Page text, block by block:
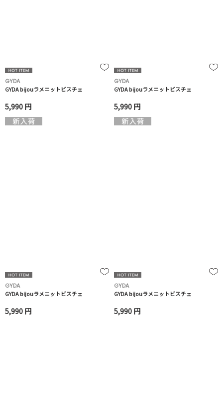
GYDA
GYDA bijouラメニットビスチェ
5,990 円
GYDA
GYDA bijouラメニットビスチェ
5,990 円
GYDA
GYDA bijouラメニットビスチェ
5,990 円
GYDA
GYDA bijouラメニットビスチェ
5,990 円